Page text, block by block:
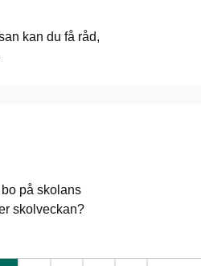
kan du få råd,
på skolans
skolveckan?